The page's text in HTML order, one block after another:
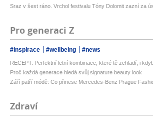
Sraz v šest ráno. Vrchol festivalu Tóny Dolomit zazní za
Pro generaci Z
#inspirace #wellbeing #news
RECEPT: Perfektní letní kombinace, které tě zchladí, i
Proč každá generace hledá svůj signature beauty look
Září patří módě: Co přinese Mercedes-Benz Prague
Zdraví